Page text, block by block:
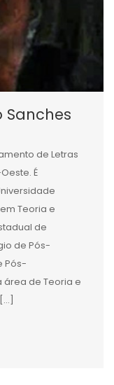
Sanches
de Letras
É
Teoria e
de
de Pós-
Pós-
área de Teoria e